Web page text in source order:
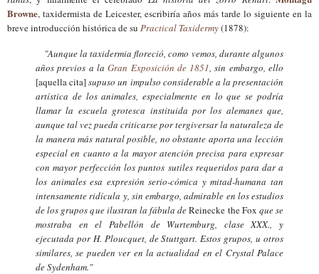
Browne, taxidermista de Leicester, escribiría años más tarde lo siguiente en la
breve introducción históricade su Practical Taxidermy(1878):
"Aunque la taxidermia floreció, como vemos, durante algunos
años previos a laGran Exposición de 1851, sin embargo, ello
[aquella cita]supuso un impulso considerable a la presentación
artística de los animales, especialmente en lo que se podría
llamar la escuela grotesca instituida por los alemanes que,
aunque tal vez pueda criticarse por tergiversar la naturaleza de
la manera más natural posible, no obstante aporta una lección
especial en cuanto a la mayor atención precisa para expresar
con mayor perfección los puntos sutiles requeridos para dar a
los animales esa expresión serio-cómica y mitad-humana tan
intensamente ridícula y, sin embargo, admirable en los estudios
de los grupos que ilustran la fábula deReinecke the Fox que se
mostraba en el Pabellón de Wurtemburg, clase XXX., y
ejecutada por H. Ploucquet, de Stuttgart. Estos grupos, u otros
similares, se pueden ver en la actualidad en el Crystal Palace
de Sydenham."